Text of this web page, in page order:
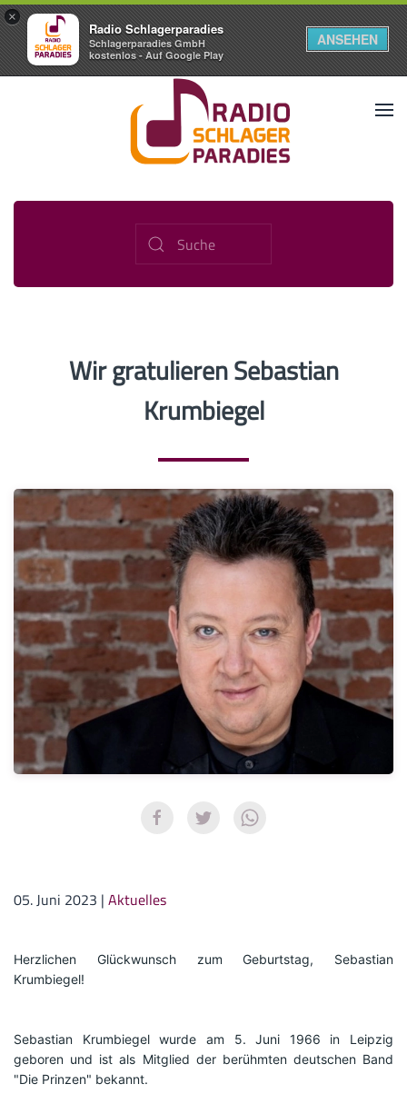
×
Radio Schlagerparadies
Schlagerparadies GmbH
kostenlos - Auf Google Play
ANSEHEN
Wir gratulieren Sebastian
Krumbiegel
05. Juni 2023 | Aktuelles
Herzlichen Glückwunsch zum Geburtstag, Sebastian
Krumbiegel!
Sebastian Krumbiegel wurde am 5. Juni 1966 in Leipzig
geboren und ist als Mitglied der berühmten deutschen Band
"Die Prinzen" bekannt.